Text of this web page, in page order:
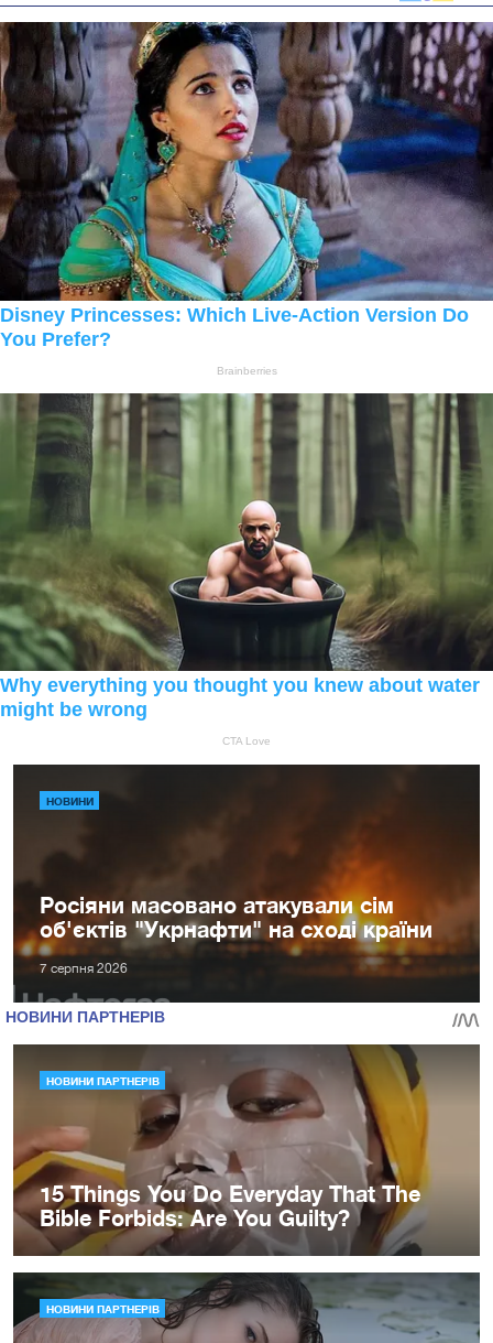
НОВИНИ
Росіяни масовано атакували сім
об'єктів "Укрнафти" на сході країни
7 серпня 2026